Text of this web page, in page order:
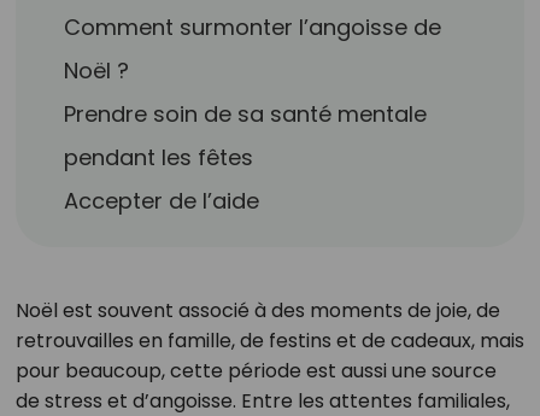
Comment surmonter l’angoisse de
Noël ?
Prendre soin de sa santé mentale
pendant les fêtes
Accepter de l’aide
Noël est souvent associé à des moments de joie, de
retrouvailles en famille, de festins et de cadeaux, mais
pour beaucoup, cette période est aussi une source
de stress et d’angoisse. Entre les attentes familiales,